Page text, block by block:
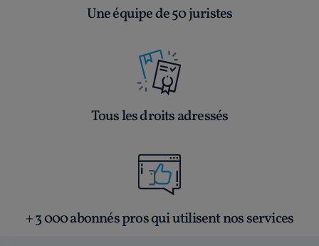
Une équipe de 50 juristes
Tous les droits adressés
+ 3 000 abonnés pros qui utilisent nos services